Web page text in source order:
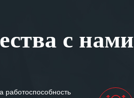
с нами
работоспособность